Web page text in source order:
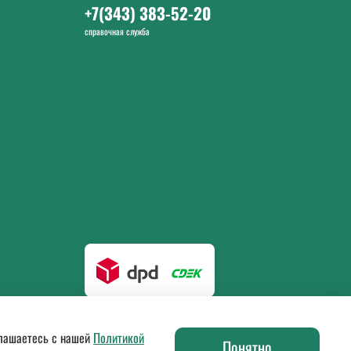
+7(343) 383-52-20
справочная служба
с нашей Политикой